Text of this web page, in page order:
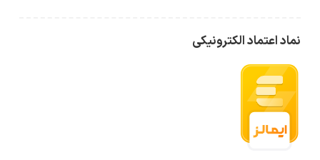
نماد اعتماد الکترونیکی